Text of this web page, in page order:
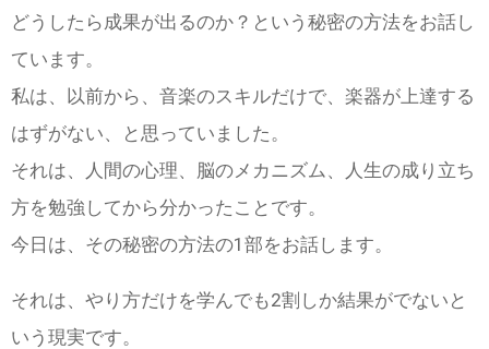
どうしたら成果が出るのか？という秘密の方法をお話し
ています。
私は、以前から、音楽のスキルだけで、楽器が上達する
はずがない、と思っていました。
それは、人間の心理、脳のメカニズム、人生の成り立ち
方を勉強してから分かったことです。
今日は、その秘密の方法の1部をお話します。
それは、やり方だけを学んでも2割しか結果がでないと
いう現実です。